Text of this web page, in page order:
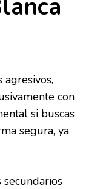
con
si buscas
segura, ya